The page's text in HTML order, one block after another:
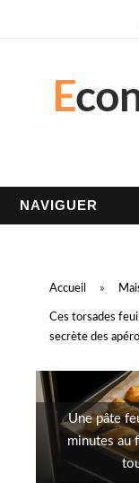
E
NAVIGUER
Accueil »
Ces torsades
secrète des
Une pâte
minutes au